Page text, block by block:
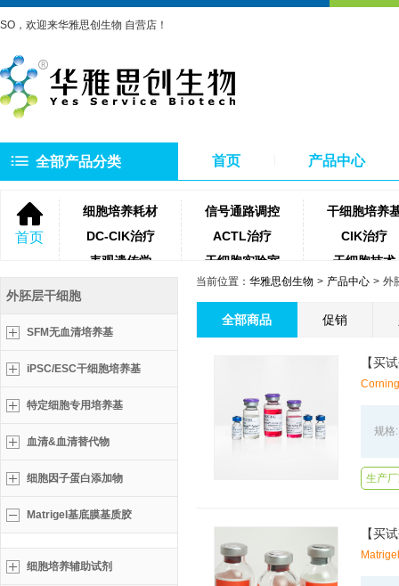
SO，欢迎来华雅思创生物 自营店！
全部产品分类 首页 产品中心
首页
细胞培养耗材 信号通路调控
干细胞培养
DC-CIK治疗
ACTL治疗
CIK治疗
表观遗传学
干细胞实验室
干细胞技术
微生物培养基
琼脂糖
牛血清
蛋白酶类
测序相关试剂耗材 PCR相关试
外胚层干细胞
SFM无血清培养基
iPSC/ESC干细胞培养基
特定细胞专用培养基
血清&血清替代物
细胞因子蛋白添加物
Matrigel基底膜基质胶
细胞培养辅助试剂
当前位置： 华雅思创生物 产品中心 外
全部商品 促销
规格:
生产
【买